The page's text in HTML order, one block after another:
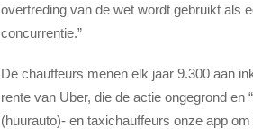
overtreding van de wet wordt gebruikt als
concurrentie.”
De chauffeurs menen elk jaar 9.300 aan
rente van Uber, die de actie ongegrond en
(huurauto)- en taxichauffeurs onze app